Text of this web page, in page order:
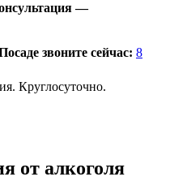
—
звоните сейчас: 8
Круглосуточно.
от алкоголя